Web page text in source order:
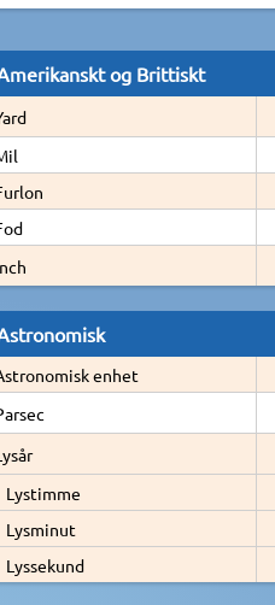
og Brittiskt
enhet
Lystimme
Lysminut
Lyssekund